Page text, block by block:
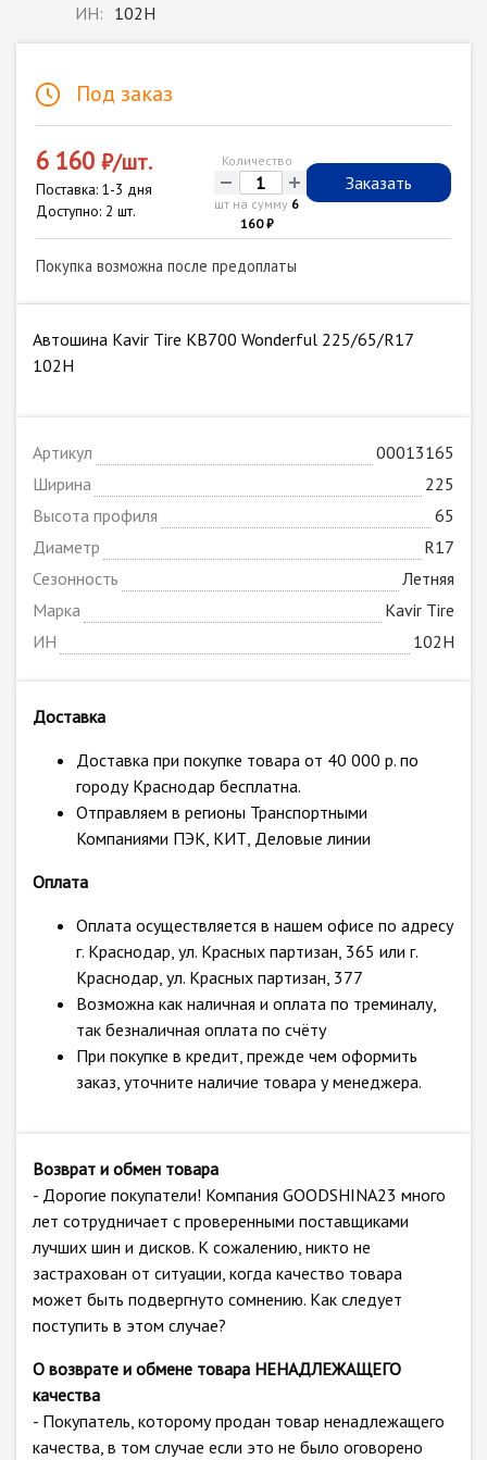
ИН: 102H
Под заказ
6 160 ₽/шт.
Поставка: 1-3 дня
Доступно: 2 шт.
Количество
- +
шт на сумму 6
160 ₽
Заказать
Покупка возможна после предоплаты
Автошина Kavir Tire KB700 Wonderful 225/65/R17
102H
Артикул
00013165
Ширина
225
Высота профиля
65
Диаметр
R17
Сезонность
Летняя
Марка
Kavir Tire
ИН
102H
Доставка
Доставка при покупке товара от 40 000 р. по
городу Краснодар бесплатна.
Отправляем в регионы Транспортными
Компаниями ПЭК, КИТ, Деловые линии
Оплата
Оплата осуществляется в нашем офисе по адресу
г. Краснодар, ул. Красных партизан, 365 или г.
Краснодар, ул. Красных партизан, 377
Возможна как наличная и оплата по треминалу,
так безналичная оплата по счёту
При покупке в кредит, прежде чем оформить
заказ, уточните наличие товара у менеджера.
Возврат и обмен товара
- Дорогие покупатели! Компания GOODSHINA23 много
лет сотрудничает с проверенными поставщиками
лучших шин и дисков. К сожалению, никто не
застрахован от ситуации, когда качество товара
может быть подвергнуто сомнению. Как следует
поступить в этом случае?
О возврате и обмене товара НЕНАДЛЕЖАЩЕГО
качества
- Покупатель, которому продан товар ненадлежащего
качества, в том случае если это не было оговорено